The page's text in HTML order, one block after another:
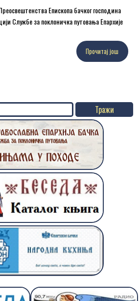
Епископа бачког господина
Службе за поклоничка путовања Епархије
Прочитај још